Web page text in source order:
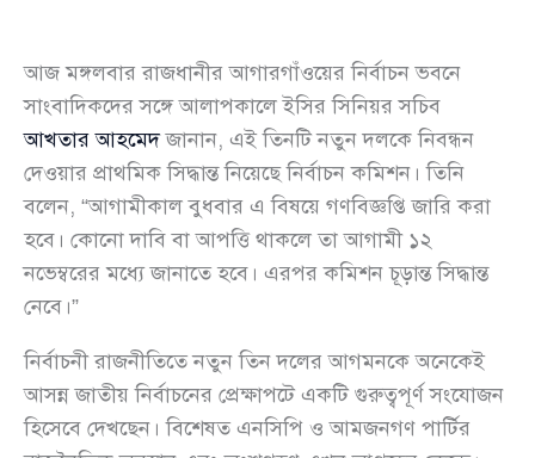
আজ মঙ্গলবার রাজধানীর আগারগাঁওয়ের নির্বাচন ভবনে
সাংবাদিকদের সঙ্গে আলাপকালে ইসির সিনিয়র সচিব
আখতার আহমেদজানান, এই তিনটি নতুন দলকে নিবন্ধন
দেওয়ার প্রাথমিক সিদ্ধান্ত নিয়েছে নির্বাচন কমিশন। তিনি
বলেন, “আগামীকাল বুধবার এ বিষয়ে গণবিজ্ঞপ্তি জারি করা
হবে। কোনো দাবি বা আপত্তি থাকলে তা আগামী ১২
নভেম্বরের মধ্যে জানাতে হবে। এরপর কমিশন চূড়ান্ত সিদ্ধান্ত
নেবে।”
নির্বাচনী রাজনীতিতে নতুন তিন দলের আগমনকে অনেকেই
আসন্ন জাতীয় নির্বাচনের প্রেক্ষাপটে একটি গুরুত্বপূর্ণ সংযোজন
হিসেবে দেখছেন। বিশেষত এনসিপি ও আমজনগণ পার্টির